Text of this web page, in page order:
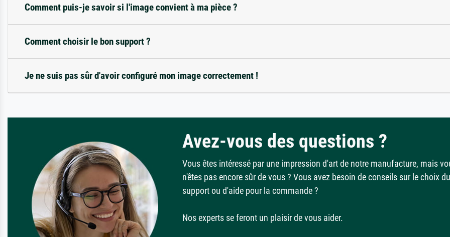
Comment puis-je savoir si l'image convient à ma pièce ?
Comment choisir le bon support ?
Je ne suis pas sûr d'avoir configuré mon image correctement !
Avez-vous des questions ?
Vous êtes intéressé par une impression d'art de notre manufacture, mais
n'êtes pas encore sûr de vous ? Vous avez besoin de conseils sur le choix du
support ou d'aide pour la commande ?
Nos experts se feront un plaisir de vous aider.